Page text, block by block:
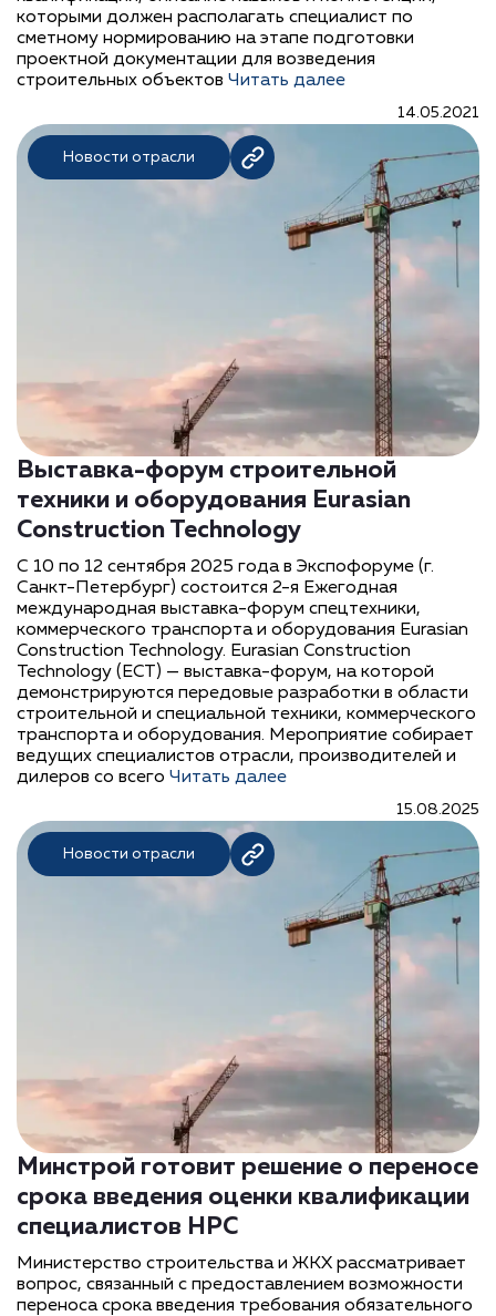
которыми должен располагать специалист по
сметному нормированию на этапе подготовки
проектной документации для возведения
строительных объектов Читать далее
14.05.2021
Выставка-форум строительной
техники и оборудования Eurasian
Construction Technology
С 10 по 12 сентября 2025 года в Экспофоруме (г.
Санкт-Петербург) состоится 2-я Ежегодная
международная выставка-форум спецтехники,
коммерческого транспорта и оборудования Eurasian
Construction Technology. Eurasian Construction
Technology (ECT) — выставка-форум, на которой
демонстрируются передовые разработки в области
строительной и специальной техники, коммерческого
транспорта и оборудования. Мероприятие собирает
ведущих специалистов отрасли, производителей и
дилеров со всего Читать далее
15.08.2025
Новости отрасли
Новости отрасли
Минстрой готовит решение о переносе
срока введения оценки квалификации
специалистов НРС
Министерство строительства и ЖКХ рассматривает
вопрос, связанный с предоставлением возможности
переноса срока введения требования обязательного